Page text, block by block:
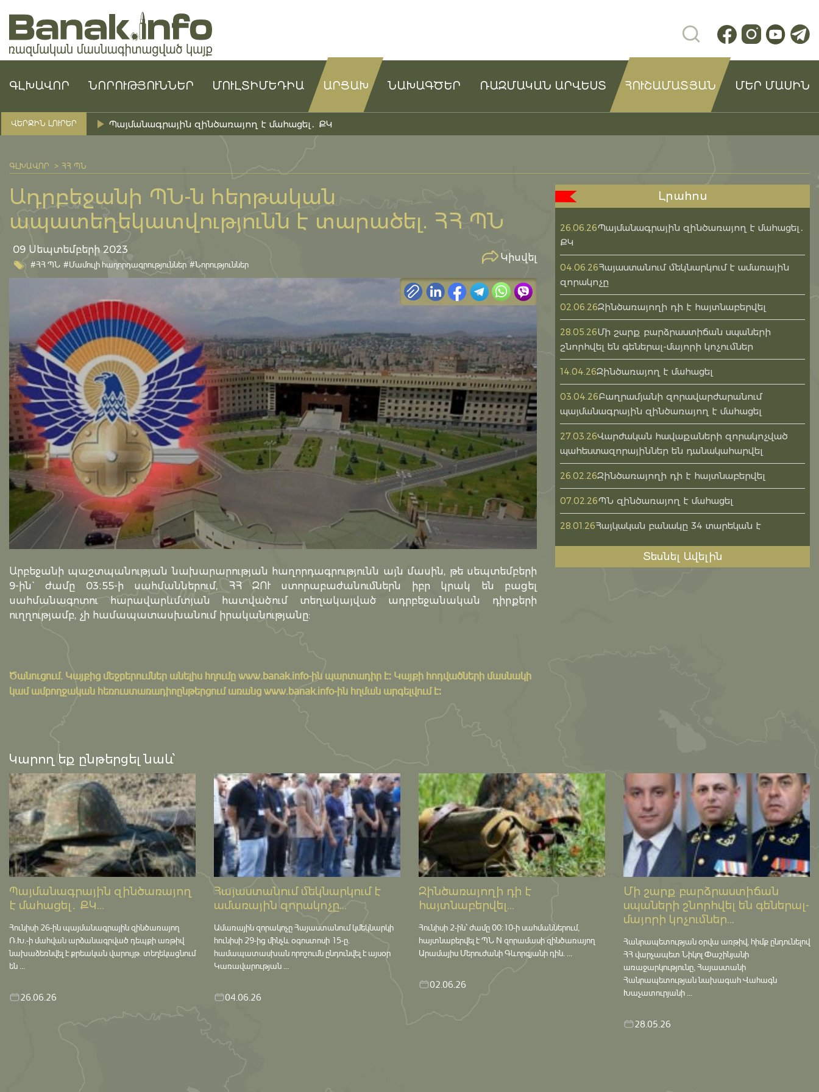
ԳԼԽԱՎՈՐ ՆՈՐՈՒԹՅՈՒՆՆԵՐ ՄՈՒԼՏԻՄԵԴԻԱ ԱՐՑԱԽ ՆԱԽԱԳԾԵՐ ՌԱԶՄԱԿԱՆ ԱՐՎԵՍՏ ՀՈՒՇԱՄԱՏՅԱՆ ՄԵՐ ՄԱՍԻՆ
ՎԵՐՋԻՆ ԼՈՒՐԵՐ Պայմանագրային զինծառայող է մահացել․ ՔԿ
ԳԼԽԱՎՈՐ ՀՀ ՊՆ
Ադրբեջանի ՊՆ-ն հերթական
ապատեղեկատվությունն է տարածել. ՀՀ ՊՆ
09 Սեպտեմբերի 2023
#ՀՀ ՊՆ #Մամուլի հաղորդագրություններ #Նորություններ
Կիսվել
Արբեջանի պաշտպանության նախարարության հաղորդագրությունն այն մասին, թե սեպտեմբերի
9-ին` ժամը 03։55-ի սահմաններում, ՀՀ ԶՈՒ ստորաբաժանումներն իբր կրակ են բացել
սահմանագոտու հարավարևմտյան հատվածում տեղակայված ադրբեջանական դիրքերի
ուղղությամբ, չի համապատասխանում իրականությանը:
Ծանուցում․ Կայքից մեջբերումներ անելիս հղումըwww.banak.info-ին պարտադիր է: Կայքի հոդվածների մասնակի
կամ ամբողջական հեռուստառադիոընթերցում առանց www.banak.info-ին հղման արգելվում է:
Լրահոս
26.06.26Պայմանագրային զինծառայող է մահացել․
ՔԿ
04.06.26Հայաստանում մեկնարկում է ամառային
զորակոչը
02.06.26Զինծառայողի դի է հայտնաբերվել
28.05.26Մի շարք բարձրաստիճան սպաների
շնորհվել են գեներալ-մայորի կոչումներ
14.04.26Զինծառայող է մահացել
03.04.26Բաղրամյանի զորավարժարանում
պայմանագրային զինծառայող է մահացել
27.03.26Վարժական հավաքաների զորակոչված
պահեստազորայիններ են դանակահարվել
26.02.26Զինծառայողի դի է հայտնաբերվել
07.02.26ՊՆ զինծառայող է մահացել
28.01.26Հայկական բանակը 34 տարեկան է
Տեսնել Ավելին
Կարող եք ընթերցել նաև՝
Պայմանագրային զինծառայող
է մահացել․ ՔԿ...
Հունիսի 26-ին պայմանագրային զինծառայող
Ռ.Խ.-ի մահվան արձանագրված դեպքի առթիվ
նախաձեռնվել է քրեական վարույթ․ տեղեկացնում
են ...
26.06.26
Հայաստանում մեկնարկում է
ամառային զորակոչը...
Ամառային զորակոչը Հայաստանում կմեկնարկի
հունիսի 29-ից մինչև օգոստոսի 15-ը․
համապատասխան որոշումն ընդունվել է այսօր
Կառավարության ...
04.06.26
Զինծառայողի դի է
հայտնաբերվել...
Հունիսի 2-ին՝ ժամը 00:10-ի սահմաններում,
հայտնաբերվել է ՊՆ N զորամասի զինծառայող
Արամայիս Մերուժանի Գևորգյանի դին. ...
02.06.26
Մի շարք բարձրաստիճան
սպաների շնորհվել են գեներալ-
մայորի կոչումներ...
Հանրապետության օրվա առթիվ, հիմք ընդունելով
ՀՀ վարչապետ Նիկոլ Փաշինյանի
առաջարկությունը, Հայաստանի
Հանրապետության նախագահ Վահագն
Խաչատուրյանի ...
28.05.26